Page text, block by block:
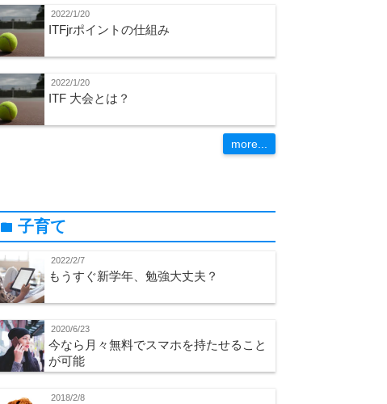
2022/1/20
ITFjrポイントの仕組み
2022/1/20
ITF 大会とは？
more...
folder 子育て
2022/2/7
もうすぐ新学年、勉強大丈夫？
2020/6/23
今なら月々無料でスマホを持たせること
が可能
2018/2/8